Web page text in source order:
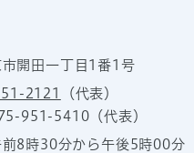
開田一丁目1番1号
2121
（代表）
951-5410（代表）
前8時30分から午後5時00分